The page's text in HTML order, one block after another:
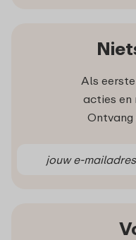
Als
acties en
Ontvang